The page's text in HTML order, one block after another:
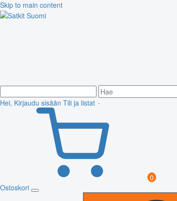
Skip to main content
Hei, Kirjaudu sisään Tili ja listat
0
Ostoskori